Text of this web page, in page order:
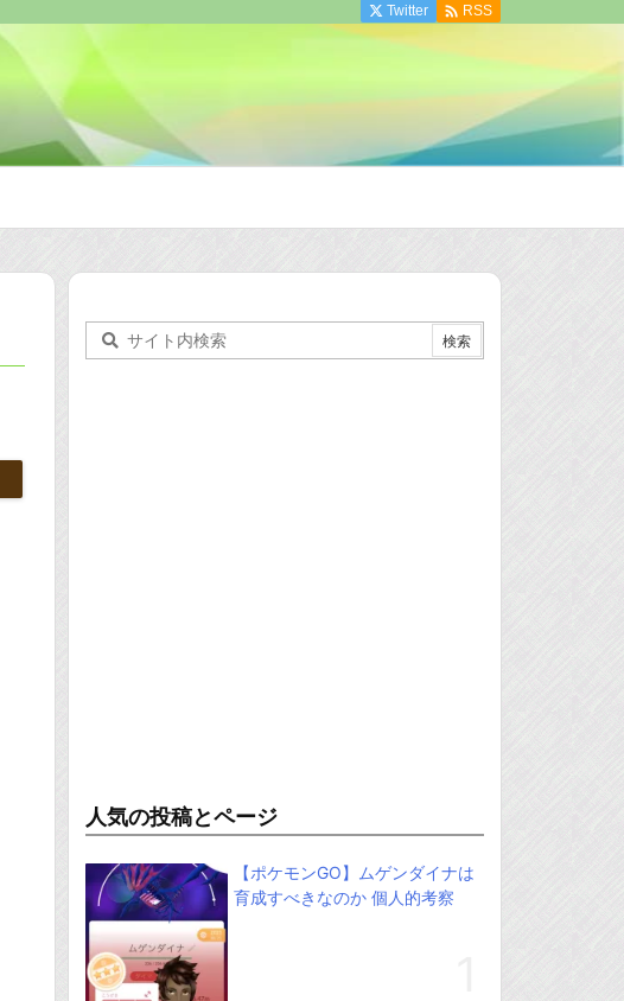
Twitter  RSS
人気の投稿とページ
【ポケモンGO】ムゲンダイナは
育成すべきなのか 個人的考察